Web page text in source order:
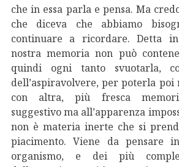
che in essa parla e pensa. Ma
che diceva che abbiamo
continuare a ricordare. Detta
nostra memoria non può
quindi ogni tanto svuotarla,
dell’aspiravolvere, per poterla
con altra, più fresca
suggestivo ma all’apparenza
non è materia inerte che si
piacimento. Viene da pensare
organismo, e dei più